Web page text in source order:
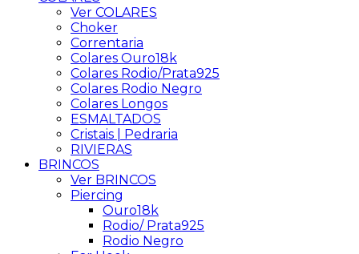
Ver COLARES
Choker
Correntaria
Colares Ouro18k
Colares Rodio/Prata925
Colares Rodio Negro
Colares Longos
ESMALTADOS
Cristais | Pedraria
RIVIERAS
BRINCOS
Ver BRINCOS
Piercing
Ouro18k
Rodio/ Prata925
Rodio Negro